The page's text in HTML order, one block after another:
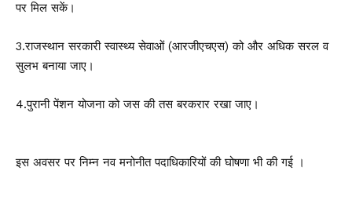
पर मिल सकें।
3.राजस्थान सरकारी स्वास्थ्य सेवाओं (आरजीएचएस) को और अधिक सरल व
सुलभ बनाया जाए।
4.पुरानी पेंशन योजना को जस की तस बरकरार रखा जाए।
इस अवसर पर निम्न नव मनोनीत पदाधिकारियों की घोषणा भी की गई ।